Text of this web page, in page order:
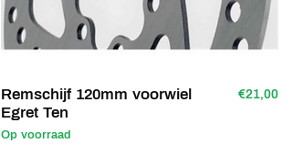
Remschijf 120mm voorwiel
Egret Ten
€21,00
Op voorraad